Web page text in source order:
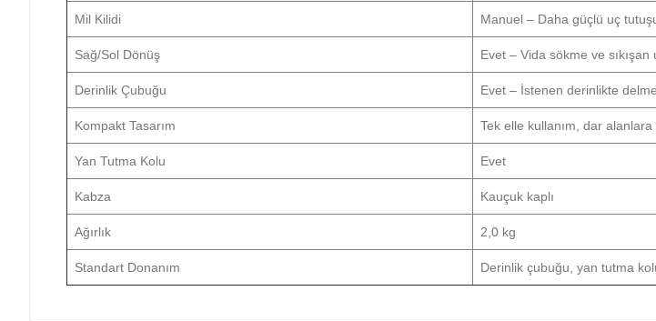
Mil Kilidi Manuel – Daha güçlü uç
Sağ/Sol Dönüş Evet – Vida sökme ve sıkışan
Derinlik Çubuğu Evet – İstenen derinlikte delme
Kompakt Tasarım Tek elle kullanım, dar alanlara
Yan Tutma Kolu Evet
Kabza Kauçuk kaplı
Ağırlık 2,0 kg
Standart Donanım Derinlik çubuğu, yan tutma